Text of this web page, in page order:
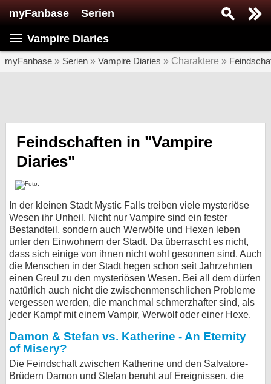
myFanbase Serien
Vampire Diaries
myFanbase » Serien » Vampire Diaries » Charaktere »
Feindschaften in "Vampire
Diaries"
In der kleinen Stadt Mystic Falls treiben viele mysteriöse
Wesen ihr Unheil. Nicht nur Vampire sind ein fester
Bestandteil, sondern auch Werwölfe und Hexen leben
unter den Einwohnern der Stadt. Da überrascht es nicht,
dass sich einige von ihnen nicht wohl gesonnen sind. Auch
die Menschen in der Stadt hegen schon seit Jahrzehnten
einen Greul zu den mysteriösen Wesen. Bei all dem dürfen
natürlich auch nicht die zwischenmenschlichen Probleme
vergessen werden, die manchmal schmerzhafter sind, als
jeder Kampf mit einem Vampir, Werwolf oder einer Hexe.
Damon & Stefan vs. Katherine - An Eternity
of Misery?
Die Feindschaft zwischen Katherine und den Salvatore-
Brüdern Damon und Stefan beruht auf Ereignissen, die
SERIEN
SERVICE
Gewinnspiele
Forum
bei X
bei Facebook
Nutzungsbedingungen